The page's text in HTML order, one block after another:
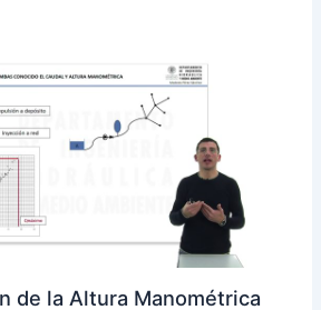
de la Altura Manométrica